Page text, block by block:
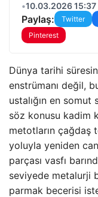
•10.03.2026 15:37
Paylaş: Twitter
Pinterest
Dünya tarihi
enstrümanı değil,
ustalığın en
söz konusu kadim
metotların çağdaş
yoluyla yeniden
parçası vasfı
seviyede metalurji
parmak becerisi